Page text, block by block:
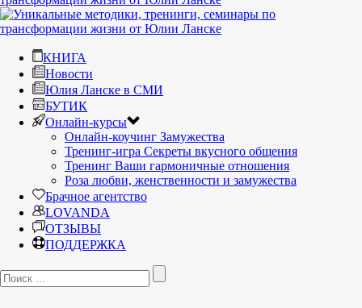
КНИГА
Новости
Юлия Ланске в СМИ
БУТИК
Онлайн-курсы
Онлайн-коучинг Замужества
Тренинг-игра Секреты вкусного общения
Тренинг Ваши гармоничные отношения
Роза любви, женственности и замужества
Брачное агентство
LOVANDA
ОТЗЫВЫ
ПОДДЕРЖКА